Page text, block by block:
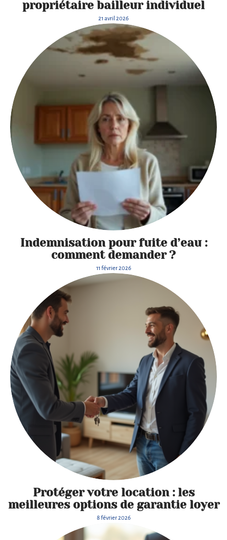
propriétaire bailleur individuel
21 avril 2026
Indemnisation pour fuite d’eau :
comment demander ?
11 février 2026
Protéger votre location : les
meilleures options de garantie loyer
8 février 2026